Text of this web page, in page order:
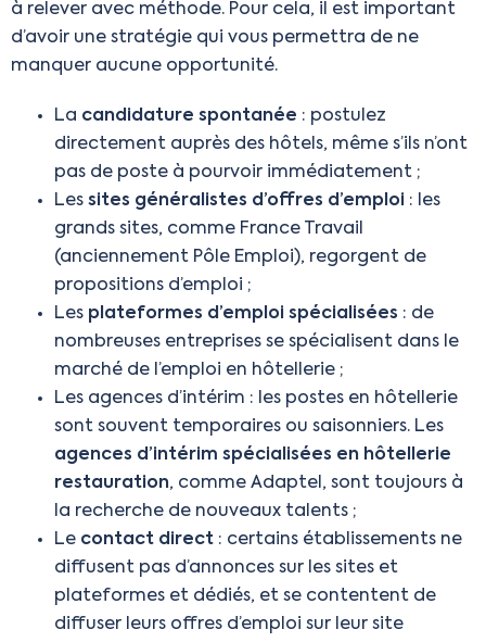
à relever avec méthode. Pour cela, il est important
d’avoir une stratégie qui vous permettra de ne
manquer aucune opportunité.
La candidature spontanée : postulez
directement auprès des hôtels, même s’ils n’ont
pas de poste à pourvoir immédiatement ;
Les sites généralistes d’offres d’emploi : les
grands sites, comme France Travail
(anciennement Pôle Emploi), regorgent de
propositions d’emploi ;
Les plateformes d’emploi spécialisées : de
nombreuses entreprises se spécialisent dans le
marché de l’emploi en hôtellerie ;
Les agences d’intérim : les postes en hôtellerie
sont souvent temporaires ou saisonniers. Les
agences d’intérim spécialisées en hôtellerie
restauration, comme Adaptel, sont toujours à
la recherche de nouveaux talents ;
Le contact direct : certains établissements ne
diffusent pas d’annonces sur les sites et
plateformes et dédiés, et se contentent de
diffuser leurs offres d’emploi sur leur site